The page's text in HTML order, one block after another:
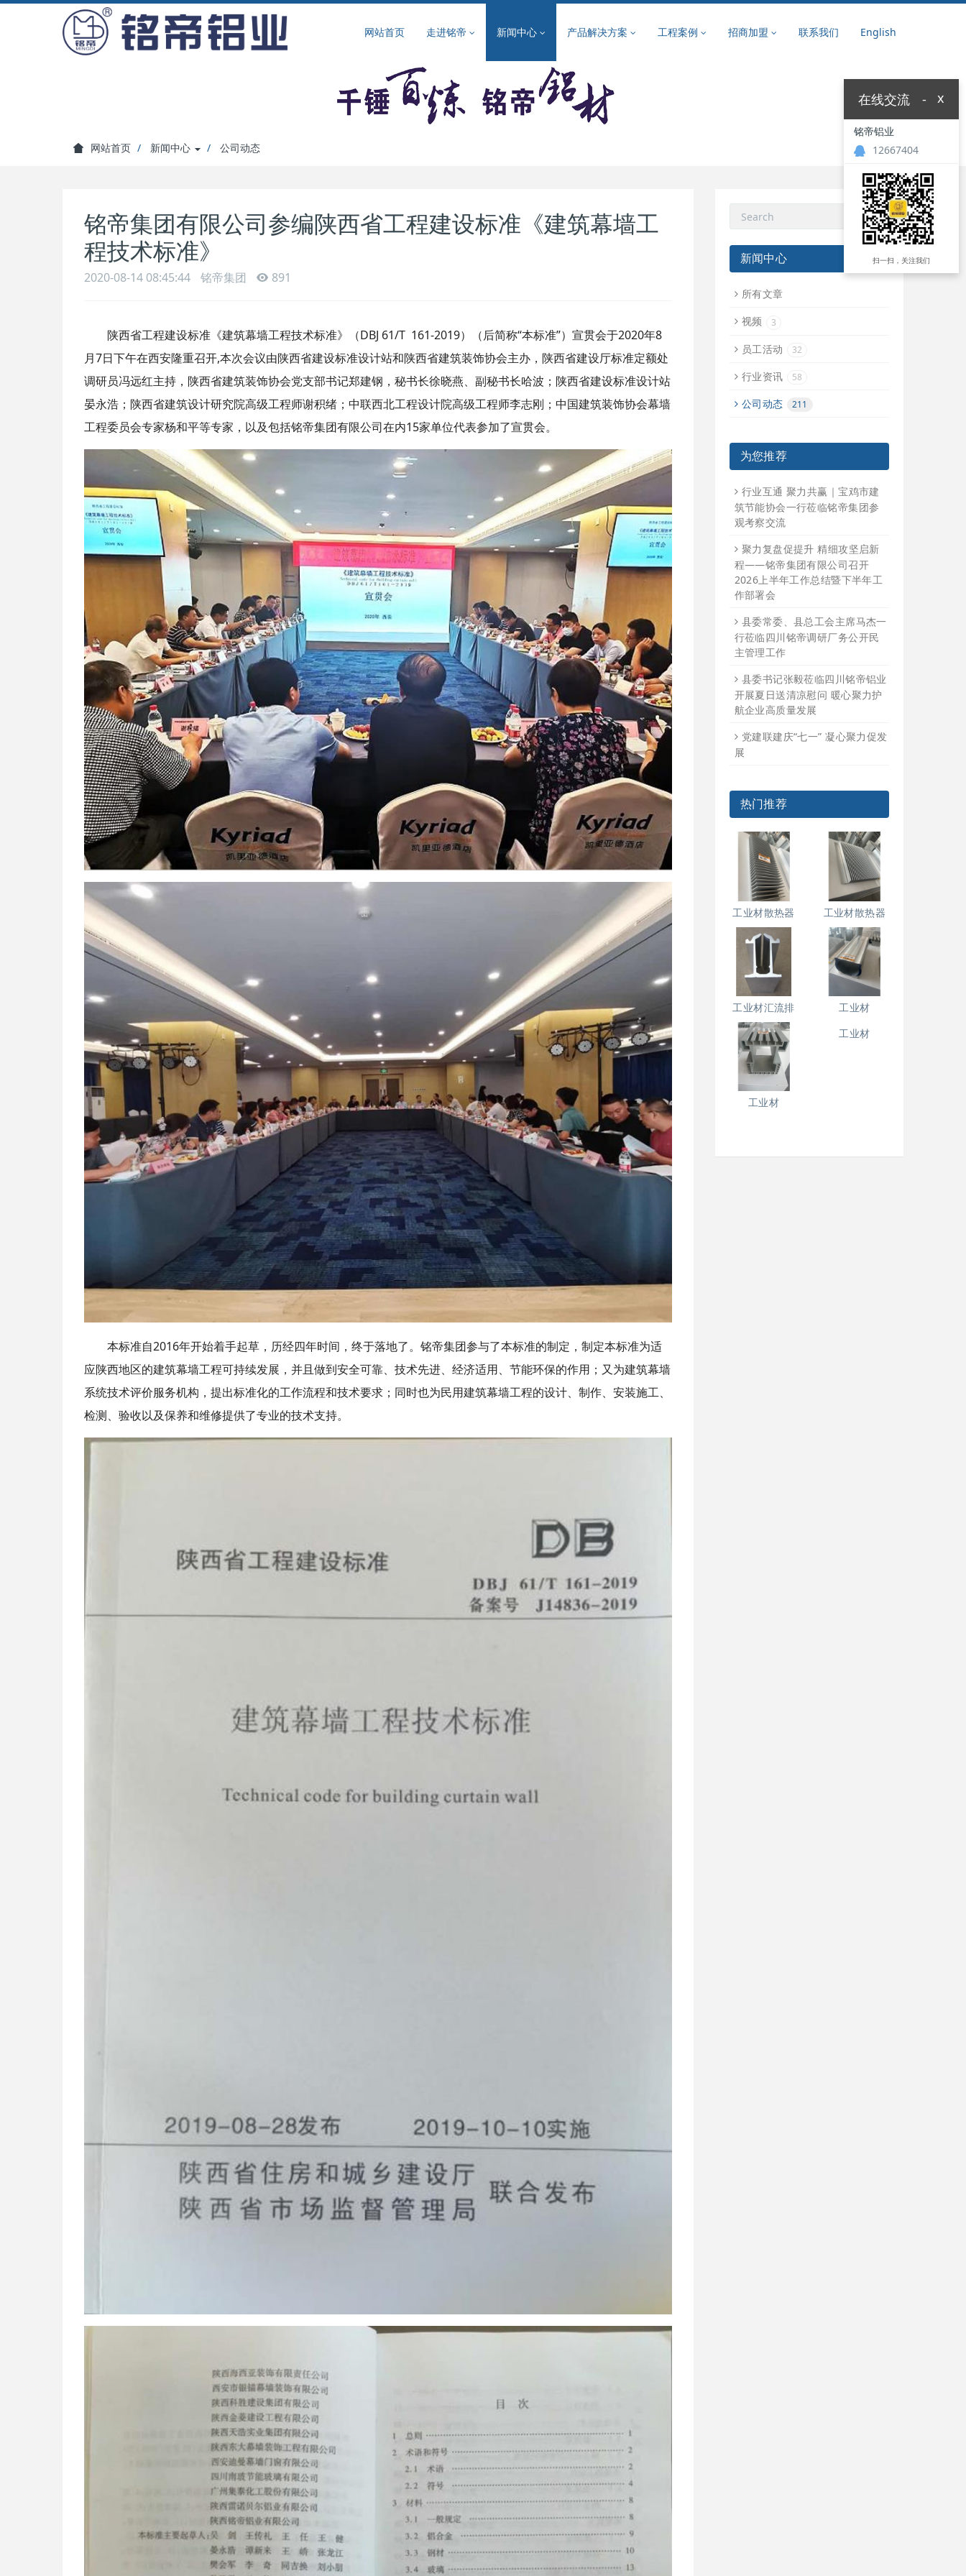
网站首页 走进铭帝 新闻中心 产品解决方案 工程案例 招商加盟 联系我们 English
网站首页 新闻中心 公司动态
铭帝集团有限公司参编陕西省工程建设标准《建筑幕墙工
程技术标准》
2020-08-14 08:45:44 铭帝集团 891
陕西省工程建设标准《建筑幕墙工程技术标准》（DBJ 61/T 161-2019）（后简称“本标准”）宣贯会于2020年8
月7日下午在西安隆重召开,本次会议由陕西省建设标准设计站和陕西省建筑装饰协会主办，陕西省建设厅标准定额处
调研员冯远红主持，陕西省建筑装饰协会党支部书记郑建钢，秘书长徐晓燕、副秘书长哈波；陕西省建设标准设计站
晏永浩；陕西省建筑设计研究院高级工程师谢积绪；中联西北工程设计院高级工程师李志刚；中国建筑装饰协会幕墙
工程委员会专家杨和平等专家，以及包括铭帝集团有限公司在内15家单位代表参加了宣贯会。
本标准自2016年开始着手起草，历经四年时间，终于落地了。铭帝集团参与了本标准的制定，制定本标准为适
应陕西地区的建筑幕墙工程可持续发展，并且做到安全可靠、技术先进、经济适用、节能环保的作用；又为建筑幕墙
系统技术评价服务机构，提出标准化的工作流程和技术要求；同时也为民用建筑幕墙工程的设计、制作、安装施工、
检测、验收以及保养和维修提供了专业的技术支持。
新闻中心
所有文章
视频
3
员工活动 32
行业资讯 58
公司动态 211
为您推荐
行业互通 聚力共赢｜宝鸡市建
筑节能协会一行莅临铭帝集团参
观考察交流
聚力复盘促提升 精细攻坚启新
程——铭帝集团有限公司召开
2026上半年工作总结暨下半年工
作部署会
县委常委、县总工会主席马杰一
行莅临四川铭帝调研厂务公开民
主管理工作
县委书记张毅莅临四川铭帝铝业
开展夏日送清凉慰问 暖心聚力护
航企业高质量发展
党建联建庆“七一” 凝心聚力促发
展
热门推荐
工业材散热器 工业材散热器
工业材汇流排 工业材
工业材
在线交流 x
-
铭帝铝业
12667404
扫一扫，关注我们